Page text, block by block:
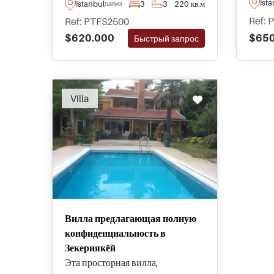
предложить вторичную
недвижимость в Маслак 1453 по
отличным ценам и с доступом к
коммунальным объектам,
длиной 1,5 км.
IstanbulSariyer 3 3 220 кв.м
Ref: PTFS2500
$620.000
Быстрый запрос
- эти
Ref:
Recommended
Villa
Вилла предлагающая полную
конфиденциальность в
Зекериякёй
Эта просторная вилла,